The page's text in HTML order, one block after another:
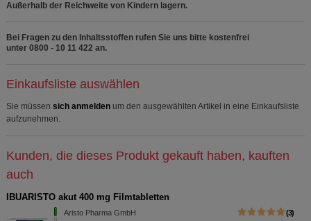
Außerhalb der Reichweite von Kindern lagern.
Bei Fragen zu den Inhaltsstoffen rufen Sie uns bitte kostenfrei
unter 0800 - 10 11 422 an.
Einkaufsliste auswählen
Sie müssen sich anmelden um den ausgewählten Artikel in eine Einkaufsliste
aufzunehmen.
Kunden, die dieses Produkt gekauft haben, kauften
auch
IBUARISTO akut 400 mg Filmtabletten
Aristo Pharma GmbH
3